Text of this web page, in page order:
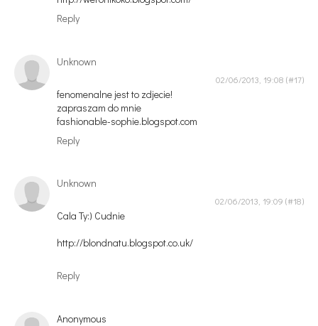
Reply
Unknown
02/06/2013, 19:08
fenomenalne jest to zdjecie!
zapraszam do mnie
fashionable-sophie.blogspot.com
Reply
Unknown
02/06/2013, 19:09
Cala Ty:) Cudnie
http://blondnatu.blogspot.co.uk/
Reply
Anonymous